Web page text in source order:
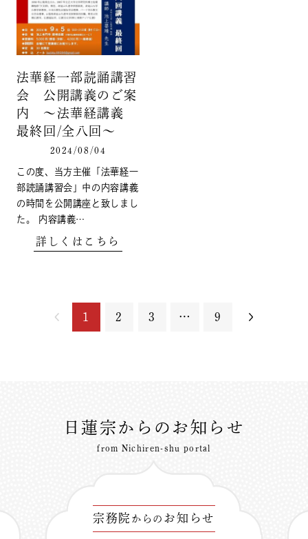
法華経一部読誦講習
会 公開講義のご案
内 ～法華経講義
最終回/全八回～
2024/08/04
この度、当方主催「法華経一
部読誦講習会」中の内容講義
の時間を公開講座と致しまし
た。 内容講義…
詳しくはこちら
1 2 3 … 9
日蓮宗からのお知らせ
from Nichiren-shu portal
宗務院 からの お知らせ